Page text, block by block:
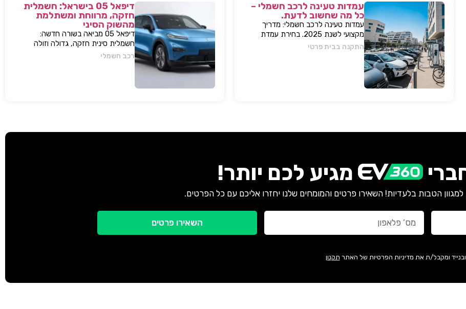
עמדות טעינה לרכב חשמלי –
כל מה שחשוב לדעת.
עמדות טעינה לרכב חשמלי: מדריך
מקצועי לשנת 2025. בחירת עמדת
טעינה, התקנה בבית או בבניין, שיקולים,
טיפים, ומענה על כל השאלות המרכזיות.
התקנה בבית פרטי
דיפאל 05 בישראל: חשמלית
חזקה, מרווחת ומשתלמת
מהשוק הסיני
דיפאל 05 מביאה בשורה חדשה:
חשמלית סינית חזקה, גדולה וזולה
שמאיימת לערער את מתחרות יונדאי
וטויוטה. גלה למה היא משנה את חוקי
רכב חשמלי
מגיע לכם יותר!
הטבות בלעדיות! השאירו פרטים והמומחים שלנו יחזרו אליכם עם כל הפרטים.
ומקבל/ת את מדיניות הפרטיות של האתר תקנון
השאירו פרטים